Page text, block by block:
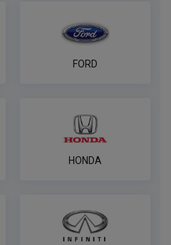
FORD
HONDA